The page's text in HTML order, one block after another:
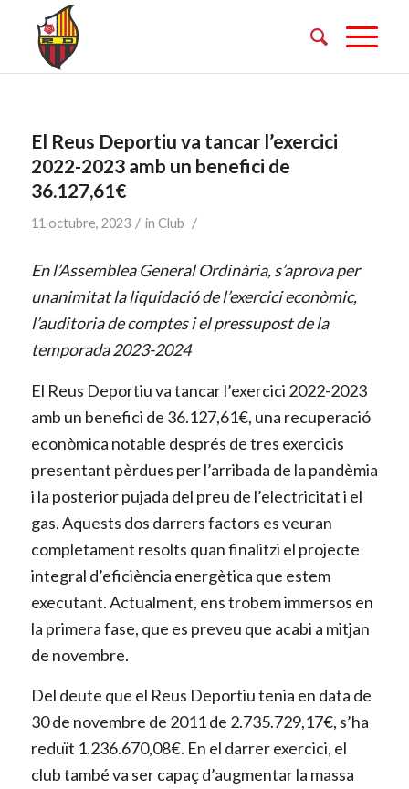
El Reus Deportiu va tancar l’exercici
2022-2023 amb un benefici de
36.127,61€
11 octubre, 2023 / in Club /
En l’Assemblea General Ordinària, s’aprova per
unanimitat la liquidació de l’exercici econòmic,
l’auditoria de comptes i el pressupost de la
temporada 2023-2024
El Reus Deportiu va tancar l’exercici 2022-2023
amb un benefici de 36.127,61€, una recuperació
econòmica notable després de tres exercicis
presentant pèrdues per l’arribada de la pandèmia
i la posterior pujada del preu de l’electricitat i el
gas. Aquests dos darrers factors es veuran
completament resolts quan finalitzi el projecte
integral d’eficiència energètica que estem
executant. Actualment, ens trobem immersos en
la primera fase, que es preveu que acabi a mitjan
de novembre.
Del deute que el Reus Deportiu tenia en data de
30 de novembre de 2011 de 2.735.729,17€, s’ha
reduït 1.236.670,08€. En el darrer exercici, el
club també va ser capaç d’augmentar la massa